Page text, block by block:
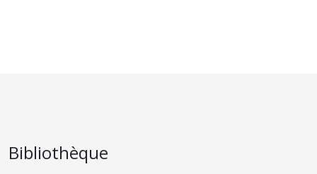
Bibliothèque